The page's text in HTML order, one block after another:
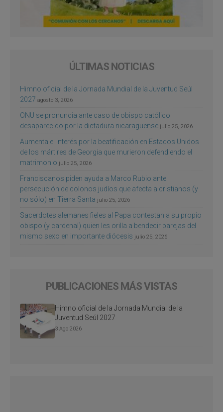
ÚLTIMAS NOTICIAS
Himno oficial de la Jornada Mundial de la Juventud Seúl
2027 agosto 3, 2026
ONU se pronuncia ante caso de obispo católico
desaparecido por la dictadura nicaragüense julio 25, 2026
Aumenta el interés por la beatificación en Estados Unidos
de los mártires de Georgia que murieron defendiendo el
matrimonio julio 25, 2026
Franciscanos piden ayuda a Marco Rubio ante
persecución de colonos judíos que afecta a cristianos (y
no sólo) en Tierra Santa julio 25, 2026
Sacerdotes alemanes fieles al Papa contestan a su propio
obispo (y cardenal) quien les orilla a bendecir parejas del
mismo sexo en importante diócesis julio 25, 2026
PUBLICACIONES MÁS VISTAS
Himno oficial de la Jornada Mundial de la
Juventud Seúl 2027
3 Ago 2026